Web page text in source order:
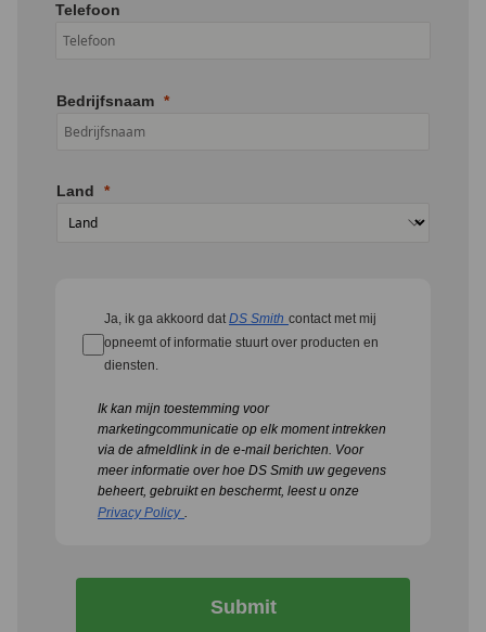
Telefoon
Bedrijfsnaam
Land
Ja, ik ga akkoord datDS Smith contact met mij
opneemt of informatie stuurt over producten en
diensten.
Ik kan mijn toestemming voor
marketingcommunicatie op elk moment intrekken
via de afmeldlink in de e-mail berichten. Voor
meer informatie over hoe DS Smith uw gegevens
beheert, gebruikt en beschermt, leest u onze
Privacy Policy .
Submit